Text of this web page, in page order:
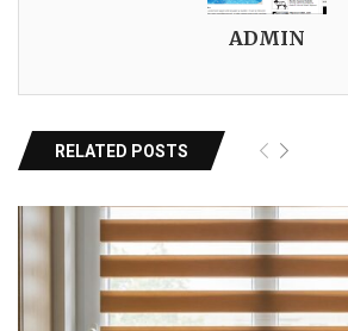
ADMIN
RELATED POSTS